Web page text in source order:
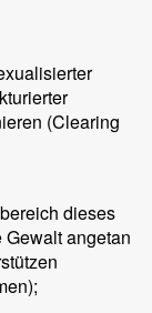
(Clearing
dieses
angetan